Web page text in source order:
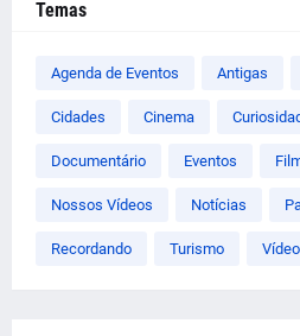
Temas
Agenda de Eventos Antigas
Cidades Cinema
Documentário Eventos
Nossos Vídeos Notícias
Recordando Turismo Vídeo